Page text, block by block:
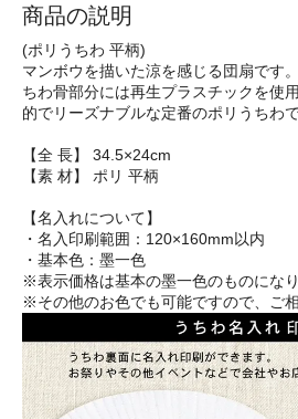
商品の説明
(ポリうちわ 平柄)
マンボウを描いた涼を感じる団扇です
ちわ骨部分には再生プラスチックを使
的でリーズナブルな定番のポリうちわで
【全 長】 34.5×24cm
【素 材】 ポリ 平柄
【名入れについて】
・名入印刷範囲：120×160mm以内
・基本色：墨一色
※表示価格は基本の墨一色のものになり
※その他のお色でも可能ですので、ご相